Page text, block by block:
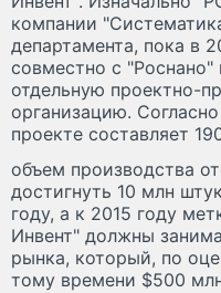
компании
департамента, пока в
совместно с "Роснано"
отдельную проектно-
организацию.
проекте составляет
объем производства
достигнуть 10 млн
году, а к 2015 году
Инвент" должны
рынка, который, по
тому времени $500